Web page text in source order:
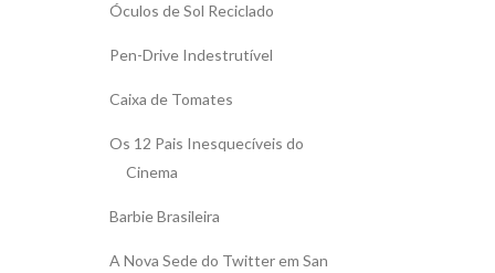
Óculos de Sol Reciclado
Pen-Drive Indestrutível
Caixa de Tomates
Os 12 Pais Inesquecíveis do
Cinema
Barbie Brasileira
A Nova Sede do Twitter em San